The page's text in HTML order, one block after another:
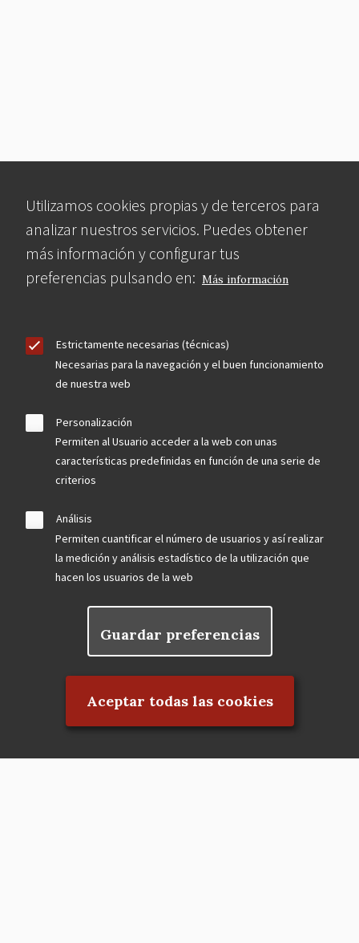
Utilizamos cookies propias y de terceros para
analizar nuestros servicios. Puedes obtener
más información y configurar tus
preferencias pulsando en: Más información
Estrictamente necesarias (técnicas)
Necesarias para la navegación y el buen funcionamiento
de nuestra web
Personalización
Permiten al Usuario acceder a la web con unas
características predefinidas en función de una serie de
criterios
Análisis
Permiten cuantificar el número de usuarios y así realizar
la medición y análisis estadístico de la utilización que
hacen los usuarios de la web
Guardar preferencias
Aceptar todas las cookies